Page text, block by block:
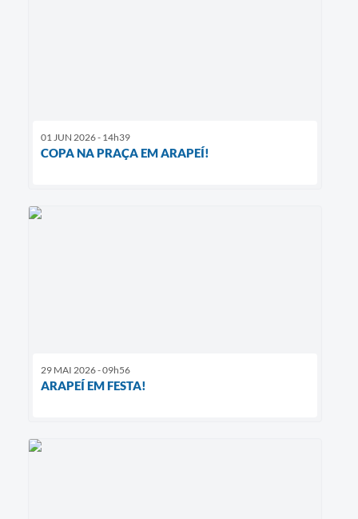
01 JUN 2026 - 14h39
COPA NA PRAÇA EM ARAPEÍ!
29 MAI 2026 - 09h56
ARAPEÍ EM FESTA!